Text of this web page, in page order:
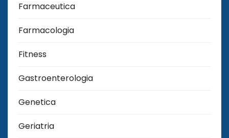
Farmaceutica
Farmacologia
Fitness
Gastroenterologia
Genetica
Geriatria